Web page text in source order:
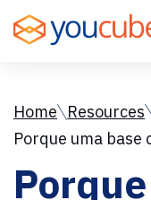
to
Content
Home
Resources
Porque uma base